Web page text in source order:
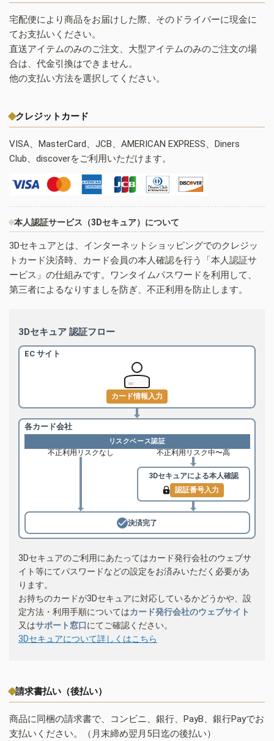
宅配便により商品をお届けした際、そのドライバーに現金に
てお支払いください。
直送アイテムのみのご注文、大型アイテムのみのご注文の場
合は、代金引換はできません。
他の支払い方法を選択してください。
クレジットカード
VISA、MasterCard、JCB、AMERICAN EXPRESS、Diners
Club、discoverをご利用いただけます。
本人認証サービス（3Dセキュア）について
3Dセキュアとは、インターネットショッピングでのクレジッ
トカード決済時、カード会員の本人確認を行う「本人認証サ
ービス」の仕組みです。ワンタイムパスワードを利用して、
第三者によるなりすましを防ぎ、不正利用を防止します。
3Dセキュア 認証フロー
EC サイト
カード情報入力
各カード会社
リスクベース認証
不正利用リスクなし 不正利用リスク中〜高
3Dセキュアによる本人確認
認証番号入力
決済完了
3Dセキュアのご利用にあたってはカード発行会社のウェブサ
イト等にてパスワードなどの設定をお済みいただく必要があ
ります。
お持ちのカードが3Dセキュアに対応しているかどうかや、設
定方法・利用手順についてはカード発行会社のウェブサイト
又はサポート窓口にてご確認ください。
3Dセキュアについて詳しくはこちら
請求書払い（後払い）
商品に同梱の請求書で、コンビニ、銀行、PayB、銀行Payでお
支払いください。（月末締め翌月5日迄の後払い）